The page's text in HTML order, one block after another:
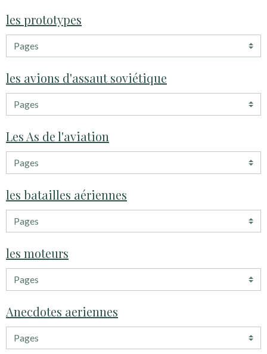
les prototypes
les avions d'assaut soviétique
Les As de l'aviation
les batailles aériennes
les moteurs
Anecdotes aeriennes